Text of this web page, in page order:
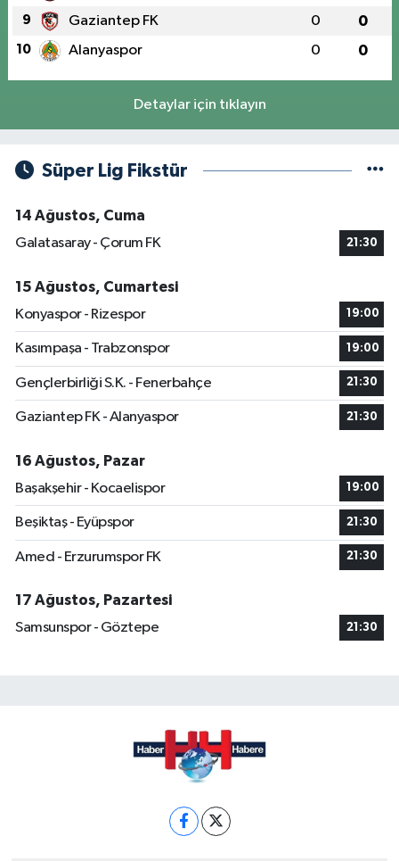
9 Gaziantep FK 0 0
10 Alanyaspor 0 0
Detaylar için tıklayın
Süper Lig Fikstür
14 Ağustos, Cuma
Galatasaray - Çorum FK
21:30
15 Ağustos, Cumartesi
Konyaspor - Rizespor
19:00
Kasımpaşa - Trabzonspor 19:00
Gençlerbirliği S.K. - Fenerbahçe 21:30
Gaziantep FK - Alanyaspor 21:30
16 Ağustos, Pazar
Başakşehir - Kocaelispor
19:00
Beşiktaş - Eyüpspor 21:30
Amed - Erzurumspor FK 21:30
17 Ağustos, Pazartesi
Samsunspor - Göztepe
21:30